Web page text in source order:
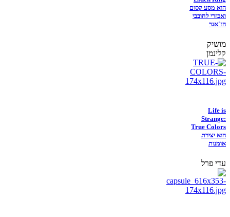
הוא מסע קסום
ואכזרי לחובבי
הז'אנר
מושיק
קלינמן
Life is
Strange:
True Colors
הוא יצירת
אומנות
עדי פרל